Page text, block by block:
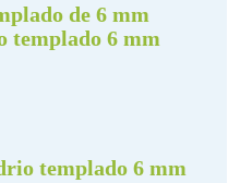
de 6 mm
templado 6 mm
templado 6 mm